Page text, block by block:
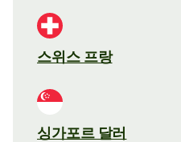
스위스 프랑
싱가포르 달러